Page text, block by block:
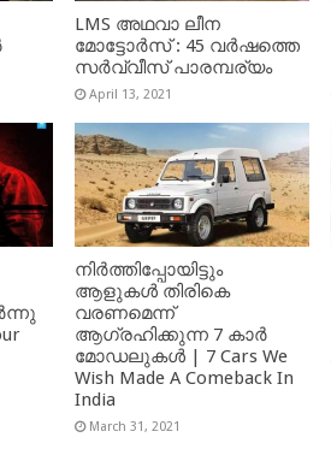
LMS അഥവാ ലീന
മോട്ടോർസ് : 45 വർഷത്തെ
സർവ്വീസ് പാരമ്പര്യം
April 13, 2021
നിർത്തിപ്പോയിട്ടും
ആളുകൾ തിരികെ
വരണമെന്ന്
ആഗ്രഹിക്കുന്ന 7 കാർ
മോഡലുകൾ | 7 Cars We
Wish Made A Comeback In
India
March 31, 2021